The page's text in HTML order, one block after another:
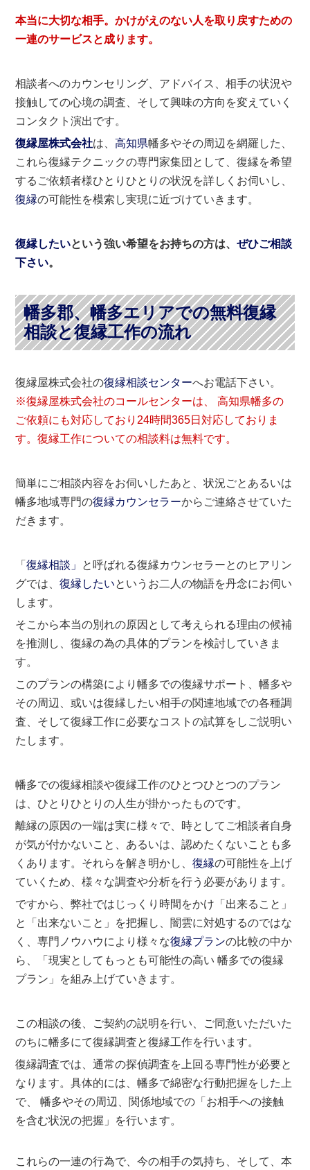
本当に大切な相手。かけがえのない人を取り戻すための
一連のサービスと成ります。
相談者へのカウンセリング、アドバイス、相手の状況や
接触しての心境の調査、そして興味の方向を変えていく
コンタクト演出です。
復縁屋株式会社は、高知県幡多やその周辺を網羅した、
これら復縁テクニックの専門家集団として、復縁を希望
するご依頼者様ひとりひとりの状況を詳しくお伺いし、
復縁の可能性を模索し実現に近づけていきます。
復縁したいという強い希望をお持ちの方は、ぜひご相談
下さい。
幡多郡、幡多エリアでの無料復縁
相談と復縁工作の流れ
復縁屋株式会社の復縁相談センターへお電話下さい。
※復縁屋株式会社のコールセンターは、高知県幡多の
ご依頼にも対応しており24時間365日対応しておりま
す。復縁工作についての相談料は無料です。
簡単にご相談内容をお伺いしたあと、状況ごとあるいは
幡多地域専門の復縁カウンセラーからご連絡させていた
だきます。
「復縁相談」 と呼ばれる復縁カウンセラーとのヒアリン
グでは、復縁したいというお二人の物語を丹念にお伺い
します。
そこから本当の別れの原因として考えられる理由の候補
を推測し、復縁の為の具体的プランを検討していきま
す。
このプランの構築により幡多での復縁サポート、幡多や
その周辺、或いは復縁したい相手の関連地域での各種調
査、そして復縁工作に必要なコストの試算をしご説明い
たします。
幡多での復縁相談や復縁工作のひとつひとつのプラン
は、ひとりひとりの人生が掛かったものです。
離縁の原因の一端は実に様々で、時としてご相談者自身
が気が付かないこと、あるいは、認めたくないことも多
くあります。それらを解き明かし、復縁の可能性を上げ
ていくため、様々な調査や分析を行う必要があります。
ですから、弊社ではじっくり時間をかけ「出来ること」
と「出来ないこと」を把握し、闇雲に対処するのではな
く、専門ノウハウにより様々な復縁プランの比較の中か
ら、「現実としてもっとも可能性の高い 幡多での復縁
プラン」を組み上げていきます。
この相談の後、ご契約の説明を行い、ご同意いただいた
のちに幡多にて復縁調査と復縁工作を行います。
復縁調査では、通常の探偵調査を上回る専門性が必要と
なります。具体的には、幡多で綿密な行動把握をした上
で、 幡多やその周辺、関係地域での「お相手への接触
を含む状況の把握」を行います。
これらの一連の行為で、今の相手の気持ち、そして、本